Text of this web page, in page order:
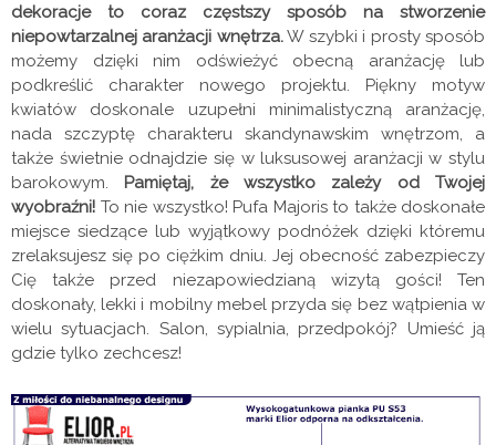
dekoracje to coraz częstszy sposób na stworzenie
niepowtarzalnej aranżacji wnętrza.W szybki i prosty sposób
możemy dzięki nim odświeżyć obecną aranżację lub
podkreślić charakter nowego projektu. Piękny motyw
kwiatów doskonale uzupełni minimalistyczną aranżację,
nada szczyptę charakteru skandynawskim wnętrzom, a
także świetnie odnajdzie się w luksusowej aranżacji w stylu
barokowym. Pamiętaj, że wszystko zależy od Twojej
wyobraźni! To nie wszystko! Pufa Majoris to także doskonałe
miejsce siedzące lub wyjątkowy podnóżek dzięki któremu
zrelaksujesz się po ciężkim dniu. Jej obecność zabezpieczy
Cię także przed niezapowiedzianą wizytą gości! Ten
doskonały, lekki i mobilny mebel przyda się bez wątpienia w
wielu sytuacjach. Salon, sypialnia, przedpokój? Umieść ją
gdzie tylko zechcesz!